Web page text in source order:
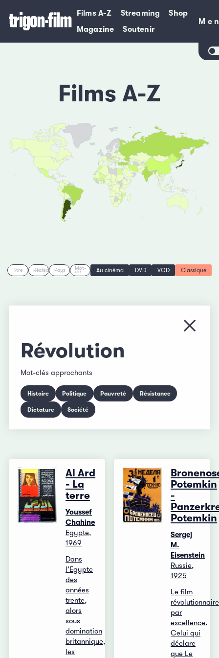
Films A-Z Streaming
Shop
Magazine
Soutenir
Films A-Z
Titre RéalisationPays Mot-
clé Au cinéma DVD VOD Classique
Révolution
Mot-clés approchants
Histoire Politique Pauvreté Résistance
Dictature Société
Al Ard
- La
terre
Youssef
Chahine
Egypte,
1969
Dans
l'Egypte
des
années
trente,
alors
sous
domination
britannique,
les
Potemkin
-
Potemkin
Sergej
M.
Eisenstein
Russie,
1925
Le film
révolutionnaire
par
excellence.
Celui qui
déclare
que Le